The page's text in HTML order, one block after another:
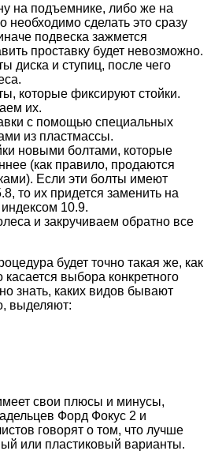
на подъемнике, либо же на
необходимо сделать это сразу
подвеска зажмется
проставку будет невозможно.
диска и ступиц, после чего
которые фиксируют стойки.
их.
с помощью специальных
из пластмассы.
новыми болтами, которые
(как правило, продаются
Если эти болты имеют
то их придется заменить на
10.9.
и закручиваем обратно все
будет точно такая же, как
выбора конкретного
знать, каких видов бывают
выделяют:
свои плюсы и минусы,
Форд Фокус 2 и
говорят о том, что лучше
или пластиковый варианты.